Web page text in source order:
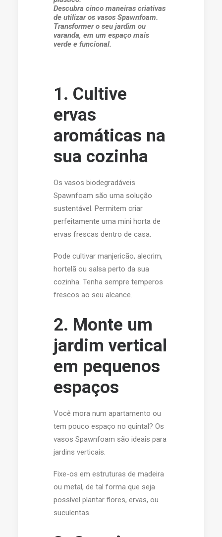
Descubra cinco maneiras criativas
de utilizar os vasos Spawnfoam.
Transformer o seu jardim ou
varanda, em um espaço mais
verde e funcional.
1. Cultive
ervas
aromáticas na
sua cozinha
Os vasos biodegradáveis
Spawnfoam são uma solução
sustentável. Permitem criar
perfeitamente uma mini horta de
ervas frescas dentro de casa.
Pode cultivar manjericão, alecrim,
hortelã ou salsa perto da sua
cozinha. Tenha sempre temperos
frescos ao seu alcance.
2. Monte um
jardim vertical
em pequenos
espaços
Você mora num apartamento ou
tem pouco espaço no quintal? Os
vasos Spawnfoam são ideais para
jardins verticais.
Fixe-os em estruturas de madeira
ou metal, de tal forma que seja
possível plantar flores, ervas, ou
suculentas.